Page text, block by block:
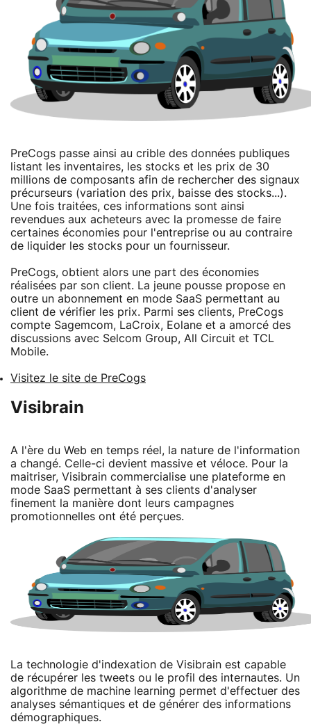
PreCogs passe ainsi au crible des données publiques
listant les inventaires, les stocks et les prix de 30
millions de composants afin de rechercher des signaux
précurseurs (variation des prix, baisse des stocks...).
Une fois traitées, ces informations sont ainsi
revendues aux acheteurs avec la promesse de faire
certaines économies pour l'entreprise ou au contraire
de liquider les stocks pour un fournisseur.
PreCogs, obtient alors une part des économies
réalisées par son client. La jeune pousse propose en
outre un abonnement en mode SaaS permettant au
client de vérifier les prix. Parmi ses clients, PreCogs
compte Sagemcom, LaCroix, Eolane et a amorcé des
discussions avec Selcom Group, All Circuit et TCL
Mobile.
Visitez le site de PreCogs
Visibrain
A l'ère du Web en temps réel, la nature de l'information
a changé. Celle-ci devient massive et véloce. Pour la
maitriser, Visibrain commercialise une plateforme en
mode SaaS permettant à ses clients d'analyser
finement la manière dont leurs campagnes
promotionnelles ont été perçues.
La technologie d'indexation de Visibrain est capable
de récupérer les tweets ou le profil des internautes. Un
algorithme de machine learning permet d'effectuer des
analyses sémantiques et de générer des informations
démographiques.